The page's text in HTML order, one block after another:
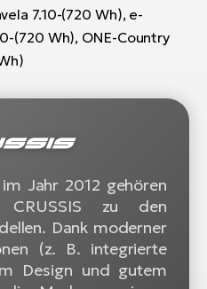
7.10-(720 Wh), e-
(720 Wh), ONE-Country
Jahr 2012 gehören
zu den
Dank moderner
(z. B. integrierte
Design und gutem